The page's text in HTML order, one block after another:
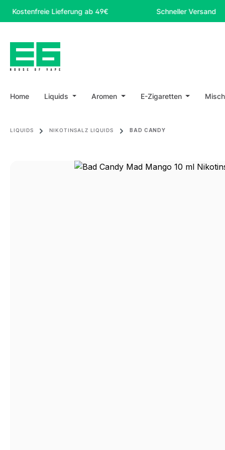
Hauptinhalt springen
Zur Suche springen
Zur Hauptnavigation springen
Lieferung ab 49€ Schneller Versand
Home Liquids Aromen E-Zigaretten
LIQUIDS NIKOTINSALZ LIQUIDS BAD CANDY
Bildergalerie überspringen